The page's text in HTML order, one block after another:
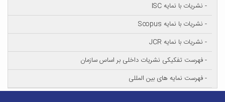
- نشریات با نمایه ISC
- نشریات با نمایه Scopus
- نشریات با نمایه JCR
- فهرست تفکیکی نشریات داخلی بر اساس سازمان
- فهرست نمایه های بین المللی